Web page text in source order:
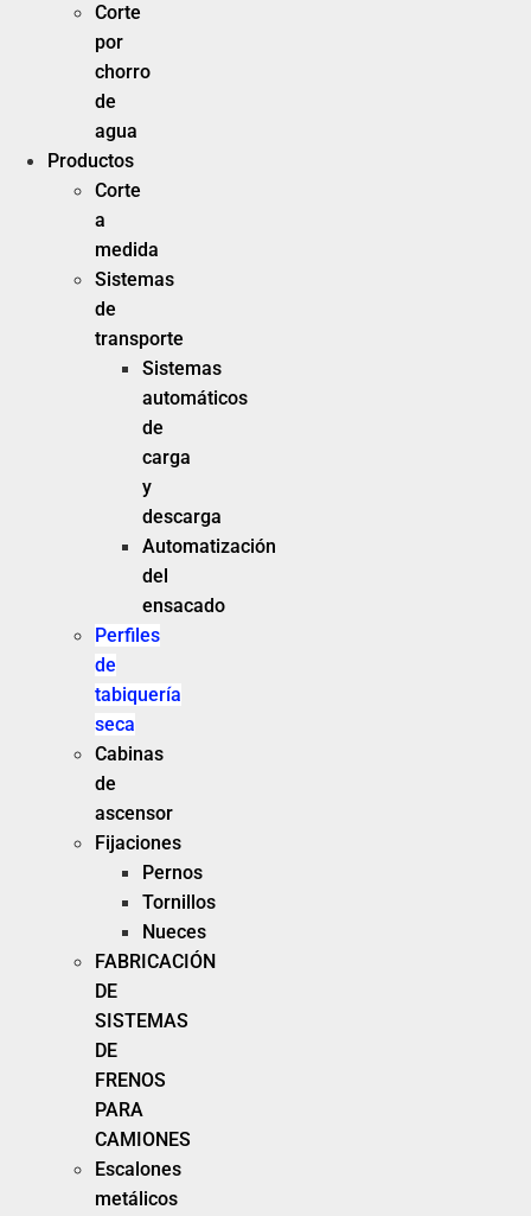
Corte
por
chorro
de
agua
Productos
Corte
a
medida
Sistemas
de
transporte
Sistemas
automáticos
de
carga
y
descarga
Automatización
del
ensacado
Perfiles
de
tabiquería
seca
Cabinas
de
ascensor
Fijaciones
Pernos
Tornillos
Nueces
FABRICACIÓN
DE
SISTEMAS
DE
FRENOS
PARA
CAMIONES
Escalones
metálicos